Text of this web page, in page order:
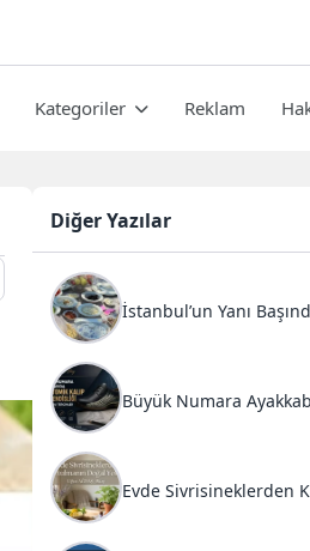
Kategoriler Reklam
Diğer Yazılar
İstanbul’un Yanı
Büyük Numara
Evde Sivrisineklerden